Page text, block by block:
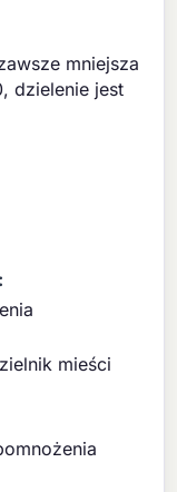
mniejsza
dzielenie jest
mieści